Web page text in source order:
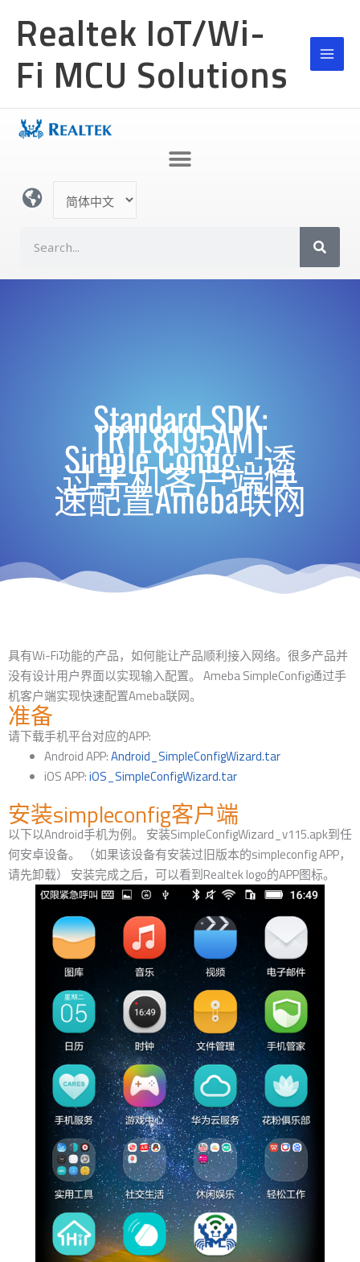
Realtek IoT/Wi-
Fi MCU Solutions
言
a
Standard SDK:
[RTL8195AM]
Simple Config - 透
过手机客户端快
速配置Ameba联网
具有Wi-Fi功能的产品，如何能让产品顺利接入网络。很多产品并
没有设计用户界面以实现输入配置。 Ameba SimpleConfig通过手
机客户端实现快速配置Ameba联网。
准备
请下载手机平台对应的APP:
Android APP:Android_SimpleConfigWizard.tar
iOS APP:iOS_SimpleConfigWizard.tar
安装simpleconfig客户端
以下以Android手机为例。 安装SimpleConfigWizard_v115.apk到任
何安卓设备。 （如果该设备有安装过旧版本的simpleconfig APP，
请先卸载） 安装完成之后，可以看到Realtek logo的APP图标。